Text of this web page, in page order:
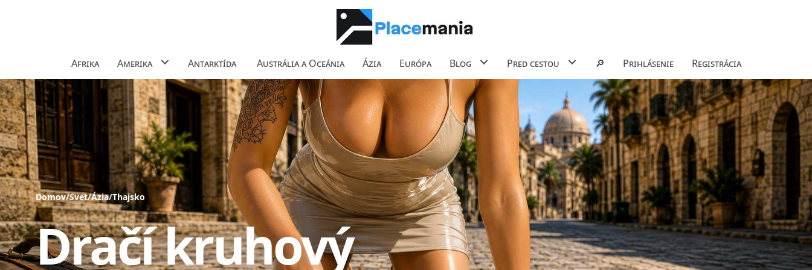
Afrika Amerika Antarktída Austrália a Oceánia Ázia Európa Blog Pred cestou 🔎 Prihlásenie Registrácia
Domov/Svet/Ázia/Thajsko
Dračí kruhový